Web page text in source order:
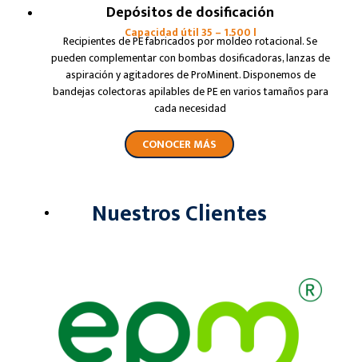
Depósitos de dosificación
Capacidad útil 35 – 1.500 l
Recipientes de PE fabricados por moldeo rotacional. Se
pueden complementar con bombas dosificadoras, lanzas de
aspiración y agitadores de ProMinent. Disponemos de
bandejas colectoras apilables de PE en varios tamaños para
cada necesidad
CONOCER MÁS
Nuestros Clientes